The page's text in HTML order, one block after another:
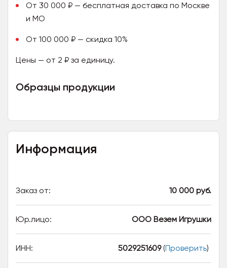
От 30 000 ₽ — бесплатная доставка по Москве
и МО
От 100 000 ₽ — скидка 10%
Цены — от 2 ₽ за единицу.
Образцы продукции
Информация
Заказ от: 10 000 руб.
Юр.лицо: ООО Везем Игрушки
ИНН: 5029251609 (Проверить)